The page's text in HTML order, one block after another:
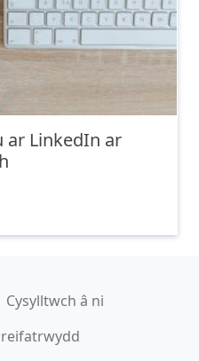
ar LinkedIn ar
Cysylltwch â ni